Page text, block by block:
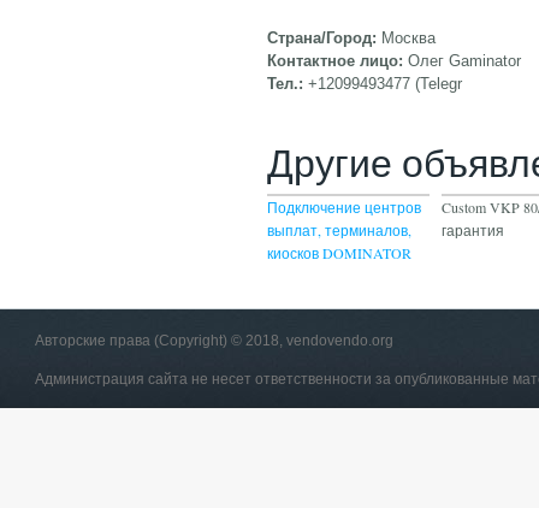
Страна/Город: Москва
Контактное лицо: Олег Gaminator
Тел.: +12099493477 (Telegr
Другие
Подключение центров
выплат, терминалов,
киосков DOMINATOR
Custom VKP
гарантия
Авторские права (Copyright) © 2018, vendovendo.org
Администрация сайта не несет ответственности за опубликованные